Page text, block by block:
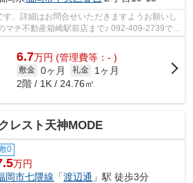
、詳細はお問合せいただきますようお願いし
マチ不動産箱崎駅前店まで♪ 092-409-2739で
！！♪
6.7万円 (管理費等：- )
敷金 0ヶ月 礼金
1ヶ月
2階 / 1K / 24.76㎡
レスト天神MODE
0
万円
岡市七隈線 「渡辺通 」駅 徒歩3分